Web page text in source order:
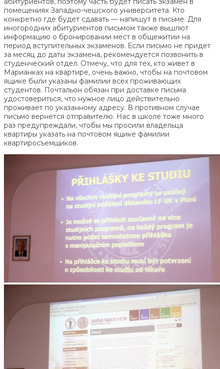
помещениях Западно-чешского университета. Кто
конкретно где будет сдавать — напишут в письме. Для
иногородних абитуриентов письмом также вышлют
информацию о бронировании мест в общежитии на
период вступительных экзаменов. Если письмо не придет
за месяц до даты экзамена, рекомендуется позвонить в
студенческий отдел. Отмечу, что для тех, кто живет в
Марианках на квартире, очень важно, чтобы на почтовом
ящике были указаны фамилии всех проживающих
студентов. Почтальон обязан при доставке письма
удостовериться, что нужное лицо действительно
проживает по указанному адресу. В противном случае
письмо вернется отправителю. Нас в школе тоже много
раз предупреждали, чтобы мы просили владельца
квартиры указать на почтовом ящике фамилии
квартиросъемщиков.